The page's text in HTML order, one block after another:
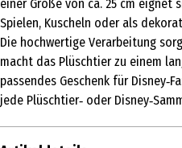
einer Größe von ca. 25 cm eignet
Spielen, Kuscheln oder als
Die hochwertige Verarbeitung
macht das Plüschtier zu einem
passendes Geschenk für
jede Plüschtier‑ oder